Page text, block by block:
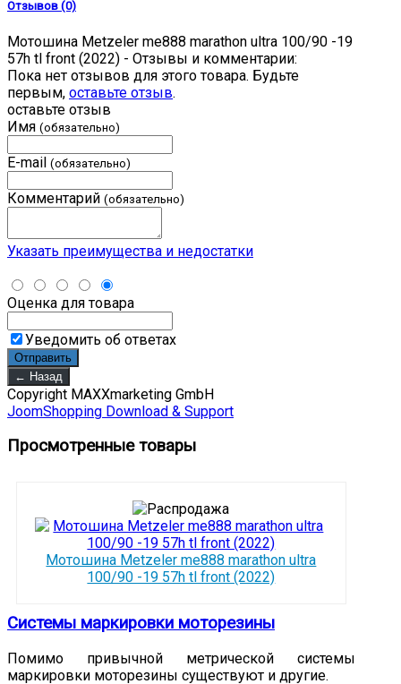
Отзывов (0)
Мотошина Metzeler me888 marathon ultra 100/90 -19
57h tl front (2022) - Отзывы и комментарии:
Пока нет отзывов для этого товара. Будьте
первым, оставьте отзыв.
оставьте отзыв
Имя (обязательно)
E-mail (обязательно)
Комментарий (обязательно)
Указать преимущества и недостатки
Оценка для товара
Уведомить об ответах
Copyright MAXXmarketing GmbH
JoomShopping Download & Support
Просмотренные товары
Мотошина Metzeler me888 marathon ultra
100/90 -19 57h tl front (2022)
Системы маркировки моторезины
Помимо привычной метрической системы
маркировки моторезины существуют и другие.